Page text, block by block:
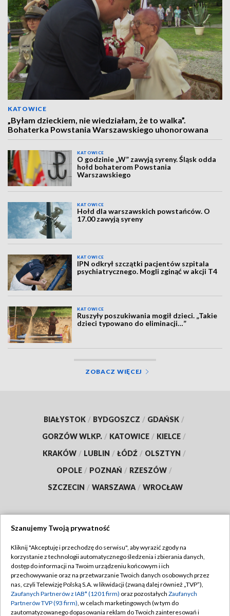
KATOWICE
„Byłam dzieckiem, nie wiedziałam, że to walka”.
Bohaterka Powstania Warszawskiego uhonorowana
KATOWICE
O godzinie „W” zawyją syreny. Śląsk odda
hołd bohaterom Powstania
Warszawskiego
KATOWICE
Hołd dla warszawskich powstańców. O
17.00 zawyją syreny
KATOWICE
IPN odkrył szczątki pacjentów szpitala
psychiatrycznego. Mogli zginąć w akcji T4
KATOWICE
Ruszyły poszukiwania mogił dzieci. „Takie
dzieci typowano do eliminacji…”
ZOBACZ WIĘCEJ
BIAŁYSTOK / BYDGOSZCZ / GDAŃSK /
GORZÓW WLKP. / KATOWICE / KIELCE /
KRAKÓW / LUBLIN / ŁÓDŹ / OLSZTYN /
OPOLE / POZNAŃ / RZESZÓW /
SZCZECIN / WARSZAWA / WROCŁAW
TVP
Abonament TVP
Emisja w TVP
Centrum informacji TVP
Regulamin TVP
Polityka prywatności
Moje zgody
Szanujemy Twoją prywatność
Kliknij "Akceptuję i przechodzę do serwisu", aby wyrazić zgody na
korzystanie z technologii automatycznego śledzenia i zbierania danych,
dostęp do informacji na Twoim urządzeniu końcowym i ich
przechowywanie oraz na przetwarzanie Twoich danych osobowych przez
nas, czyli Telewizję Polską S.A. w likwidacji (zwaną dalej również „TVP”),
Zaufanych Partnerów z IAB* (1201 firm) oraz pozostałych Zaufanych
Partnerów TVP (93 firm), w celach marketingowych (w tym do
zautomatyzowanego dopasowania reklam do Twoich zainteresowań i